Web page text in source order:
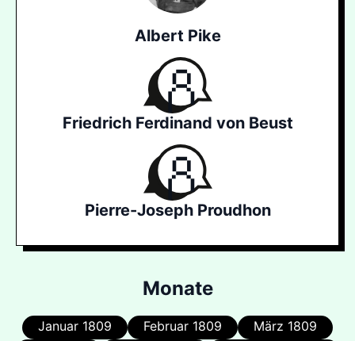
Albert Pike
Friedrich Ferdinand von Beust
Pierre-Joseph Proudhon
Monate
Januar 1809 Februar 1809
März 1809